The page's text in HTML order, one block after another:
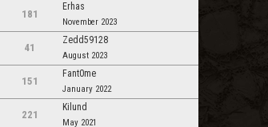
181
Erhas
November 2023
41
Zedd59128
August 2023
151
Fant0me
January 2022
221
Kilund
May 2021